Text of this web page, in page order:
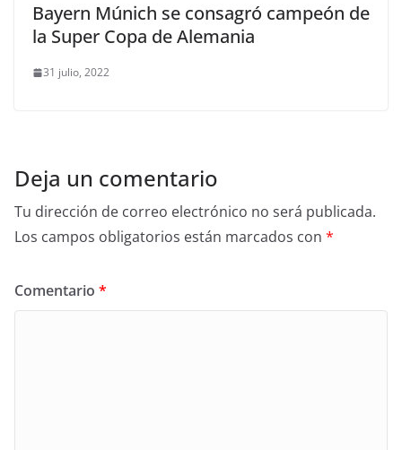
Bayern Múnich se consagró campeón de
la Super Copa de Alemania
31 julio, 2022
Deja un comentario
Tu dirección de correo electrónico no será publicada.
Los campos obligatorios están marcados con *
Comentario *